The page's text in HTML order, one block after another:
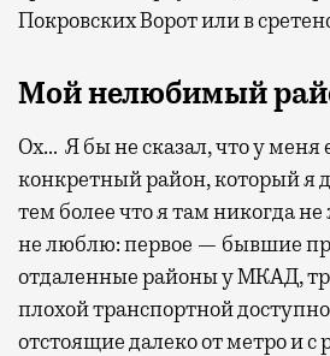
Покровских Ворот или в
Мой нелюбимый
Ох… Я бы не сказал, что у меня
конкретный район, который я
тем более что я там никогда
не люблю: первое — бывшие
отдаленные районы у МКАД,
плохой транспортной
отстоящие далеко от метро и с